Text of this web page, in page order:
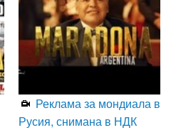
Реклама за мондиала в
Русия, снимана в НДК